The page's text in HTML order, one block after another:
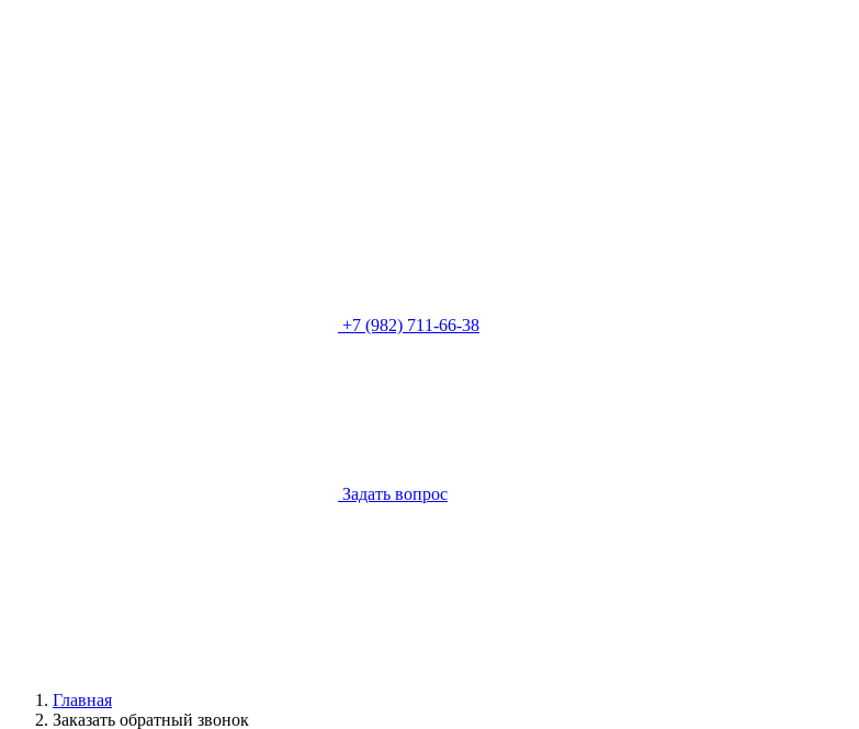
+7 (982) 711-66-38
Задать вопрос
Главная
Заказать обратный звонок